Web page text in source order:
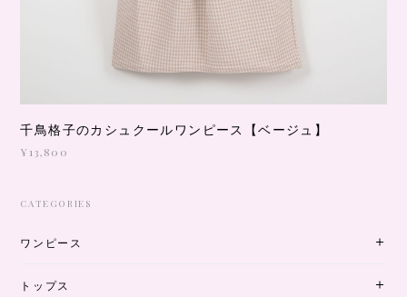
千鳥格子のカシュクールワンピース【ベージュ】
¥13,800
CATEGORIES
ワンピース
トップス